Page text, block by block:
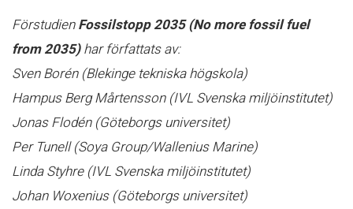
FörstudienFossilstopp 2035 (No more fossil fuel
from 2035)har författats av:
Sven Borén (Blekinge tekniska högskola)
Hampus Berg Mårtensson (IVL Svenska miljöinstitutet)
Jonas Flodén (Göteborgs universitet)
Per Tunell (Soya Group/Wallenius Marine)
Linda Styhre (IVL Svenska miljöinstitutet)
Johan Woxenius (Göteborgs universitet)